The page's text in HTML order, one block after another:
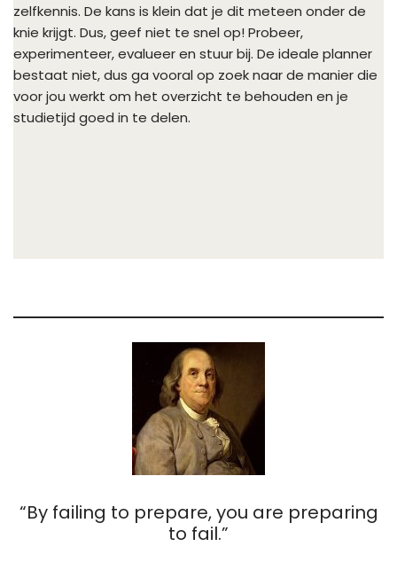
zelfkennis. De kans is klein dat je dit meteen onder de
knie krijgt. Dus, geef niet te snel op! Probeer,
experimenteer, evalueer en stuur bij. De ideale planner
bestaat niet, dus ga vooral op zoek naar de manier die
voor jou werkt om het overzicht te behouden en je
studietijd goed in te delen.
“By failing to prepare, you are preparing
to fail.”